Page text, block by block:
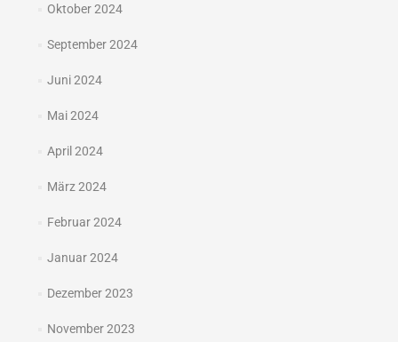
Oktober 2024
September 2024
Juni 2024
Mai 2024
April 2024
März 2024
Februar 2024
Januar 2024
Dezember 2023
November 2023